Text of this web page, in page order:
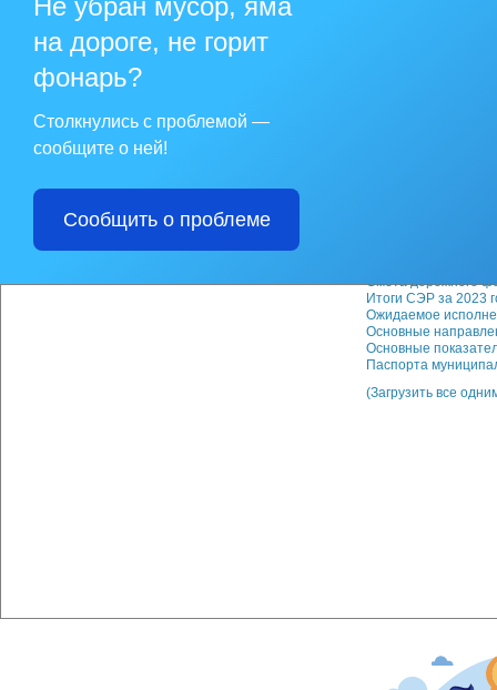
Не убран мусор, яма
на дороге, не горит
фонарь?
Столкнулись с проблемой —
сообщите о ней!
Сообщить о проблеме
Смета дорожного
Итоги СЭР за 2023
Ожидаемое
Основные
Основные
Паспорта
(Загрузить все